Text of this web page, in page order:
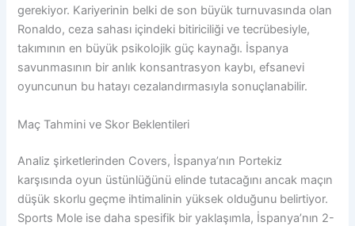
gerekiyor. Kariyerinin belki de son büyük turnuvasında olan
Ronaldo, ceza sahası içindeki bitiriciliği ve tecrübesiyle,
takımının en büyük psikolojik güç kaynağı. İspanya
savunmasının bir anlık konsantrasyon kaybı, efsanevi
oyuncunun bu hatayı cezalandırmasıyla sonuçlanabilir.
Maç Tahmini ve Skor Beklentileri
Analiz şirketlerinden Covers, İspanya’nın Portekiz
karşısında oyun üstünlüğünü elinde tutacağını ancak maçın
düşük skorlu geçme ihtimalinin yüksek olduğunu belirtiyor.
Sports Mole ise daha spesifik bir yaklaşımla, İspanya’nın 2-